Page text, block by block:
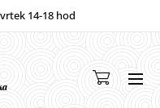
14-18 hod